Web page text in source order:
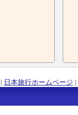
| 日本旅行ホームページ |